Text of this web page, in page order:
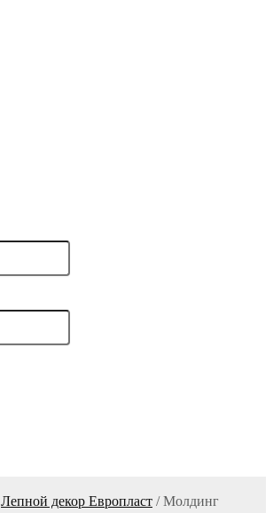
Лепной декор Европласт /Молдинг